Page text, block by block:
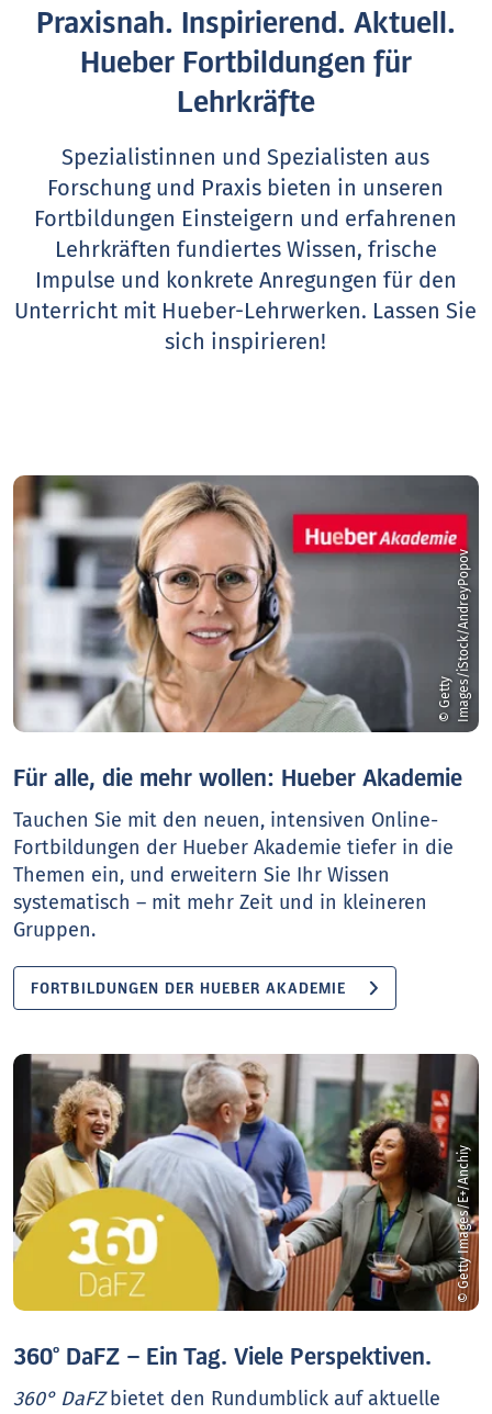
Praxisnah. Inspirierend. Aktuell.
Hueber Fortbildungen für
Lehrkräfte
Spezialistinnen und Spezialisten aus
Forschung und Praxis bieten in unseren
Fortbildungen Einsteigern und erfahrenen
Lehrkräften fundiertes Wissen, frische
Impulse und konkrete Anregungen für den
Unterricht mit Hueber-Lehrwerken. Lassen Sie
sich inspirieren!
©
G
e
t
t
y
I
m
a
g
e
s
/
i
S
t
o
c
k
/
A
n
d
r
e
y
P
o
p
ov
Für alle, die mehr wollen: Hueber Akademie
Tauchen Sie mit den neuen, intensiven Online-
Fortbildungen der Hueber Akademie tiefer in die
Themen ein, und erweitern Sie Ihr Wissen
systematisch – mit mehr Zeit und in kleineren
Gruppen.
FORTBILDUNGEN DER HUEBER AKADEMIE
© Getty Images/E+/Anchiy
360° DaFZ – Ein Tag. Viele Perspektiven.
360° DaFZbietet den Rundumblick auf aktuelle